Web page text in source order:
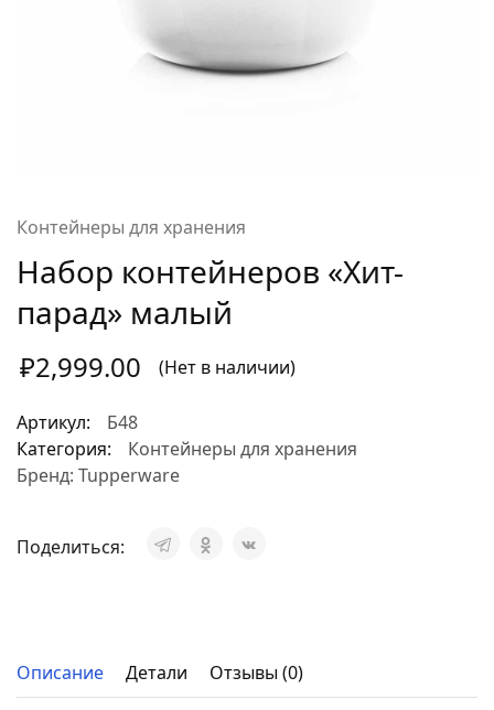
Контейнеры для хранения
Набор контейнеров «Хит-
парад» малый
₽2,999.00 (Нет в наличии)
Артикул:
Б48
Категория:
Контейнеры для хранения
Бренд: Tupperware
Поделиться:
Описание Детали Отзывы (0)